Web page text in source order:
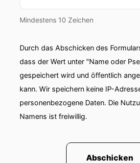
Mindestens 10 Zeichen
Durch das Abschicken des
dass der Wert unter "Name oder
gespeichert wird und öffentlich
kann. Wir speichern keine IP-
personenbezogene Daten. Die
Namens ist freiwillig.
Abschicken